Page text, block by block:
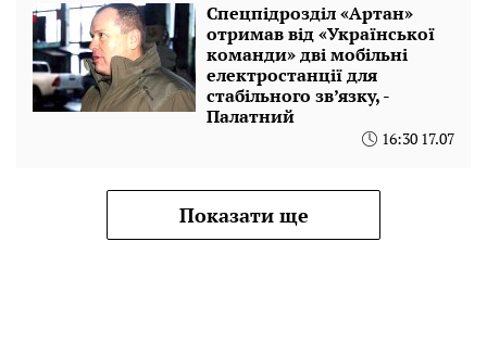
Спецпідрозділ «Артан»
отримав від «Української
команди» дві мобільні
електростанції для
стабільного зв’язку, -
Палатний
16:30 17.07
Показати ще